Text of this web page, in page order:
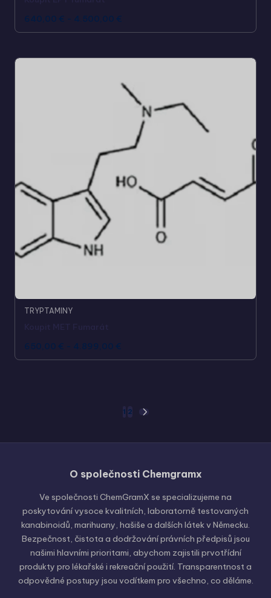
640,00 € - 4.500,00 €
TRYPTAMINY
650,00 € - 4.899,00 €
1 2
O společnosti Chemgramx
Ve společnosti ChemGramX se specializujeme na
poskytování vysoce kvalitních, laboratorně testovaných
kanabinoidů, marihuany, hašiše a dalších látek v Německu.
Bezpečnost, čistota a dodržování právních předpisů jsou
našimi hlavními prioritami, abychom zajistili prvotřídní
produkty pro lékařské i rekreační použití. Transparentnost a
odpovědné postupy jsou vodítkem pro všechno, co děláme.
German (Austria)
English (Canada)
English (United States)
Polish
Hungarian
Russian